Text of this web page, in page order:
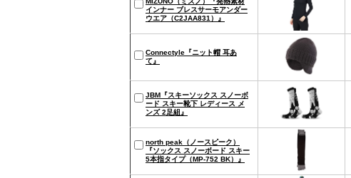
インナー ブレスサーモアンダー
ウエア（C2JAA831）』
Connectyle『ニット帽 耳あ
て』
JBM『スキーソックス スノーボ
ード スキー靴下 レディース メ
ンズ 2足組』
north peak（ノースピーク）
『ソックス スノーボード スキー
5本指タイプ（MP-752 BK）』